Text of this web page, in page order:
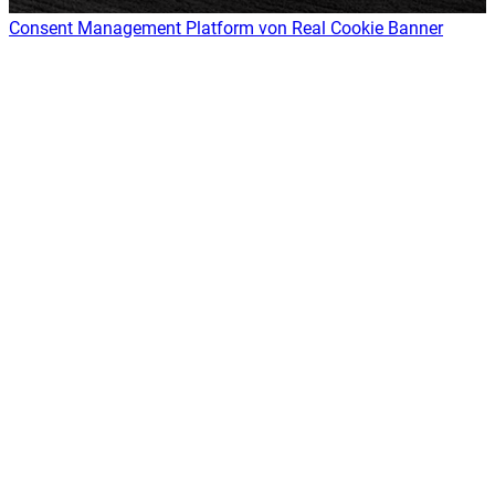
Consent Management Platform von Real Cookie Banner